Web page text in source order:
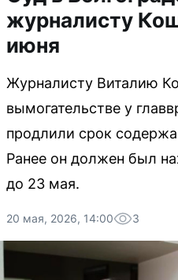
журналисту
июня
Журналисту Виталию
вымогательстве у
продлили срок
Ранее он должен был
до 23 мая.
20 мая, 2026, 14:00 3